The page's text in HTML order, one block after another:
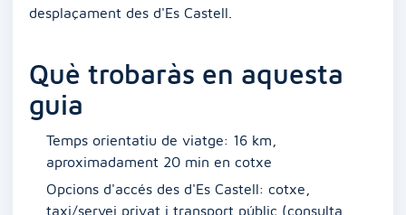
desplaçament des d'Es Castell.
Què trobaràs en aquesta
guia
Temps orientatiu de viatge: 16 km,
aproximadament 20 min en cotxe
Opcions d'accés des d'Es Castell: cotxe,
taxi/servei privat i transport públic (consulta